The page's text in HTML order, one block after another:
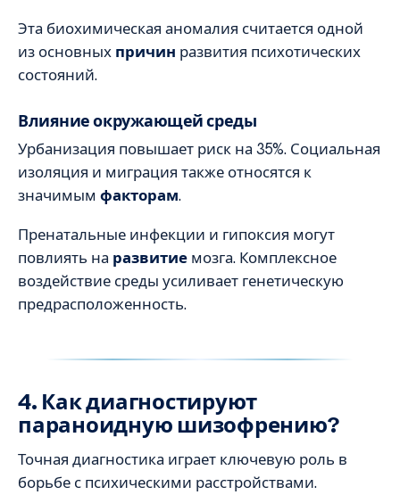
Эта биохимическая аномалия считается одной
из основных причин развития психотических
состояний.
Влияние окружающей среды
Урбанизация повышает риск на 35%. Социальная
изоляция и миграция также относятся к
значимым факторам.
Пренатальные инфекции и гипоксия могут
повлиять на развитие мозга. Комплексное
воздействие среды усиливает генетическую
предрасположенность.
4. Как диагностируют
параноидную шизофрению?
Точная диагностика играет ключевую роль в
борьбе с психическими расстройствами.